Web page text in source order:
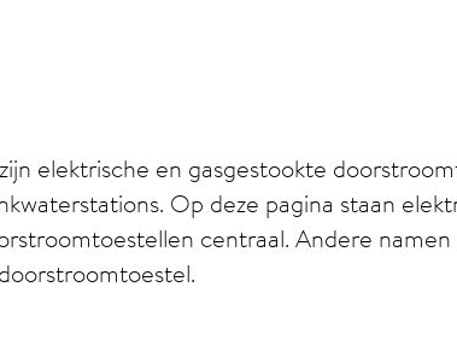
elektrische en gasgestookte
Op deze pagina staan
centraal. Andere